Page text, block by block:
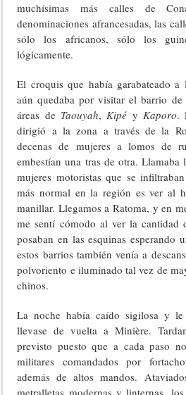
muchísimas más calles de
denominaciones afrancesadas, las
sólo los africanos, sólo los
lógicamente.
El croquis que había garabateado
aún quedaba por visitar el barrio de
áreas de Taouyah,Kipé y Kaporo.
dirigió a la zona a través de la
decenas de mujeres a lomos de
embestían una tras de otra.
mujeres motoristas que se
más normal en la región es ver al
manillar. Llegamos a Ratoma, y en
me sentí cómodo al ver la cantidad
posaban en las esquinas esperando
estos barrios también venía a
polvoriento e iluminado tal vez de
chinos.
La noche había caído sigilosa y
llevase de vuelta a Minière.
previsto puesto que a cada paso
militares comandados por
además de altos mandos.
metralletas modernas y linternas,